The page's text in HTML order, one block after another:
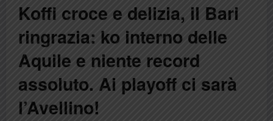
Koffi croce e delizia, il Bari
ringrazia: ko interno delle
Aquile e niente record
assoluto. Ai playoff ci sarà
l’Avellino!